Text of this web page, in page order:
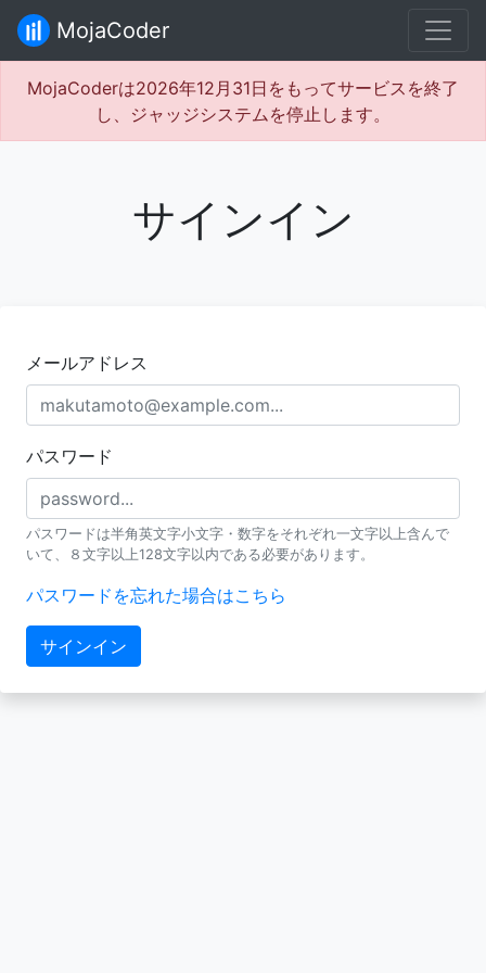
MojaCoder
MojaCoderは2026年12月31日をもってサービスを終了
し、ジャッジシステムを停止します。
サインイン
メールアドレス
パスワード
パスワードは半角英文字小文字・数字をそれぞれ一文字以上含んで
いて、８文字以上128文字以内である必要があります。
パスワードを忘れた場合はこちら
サインイン